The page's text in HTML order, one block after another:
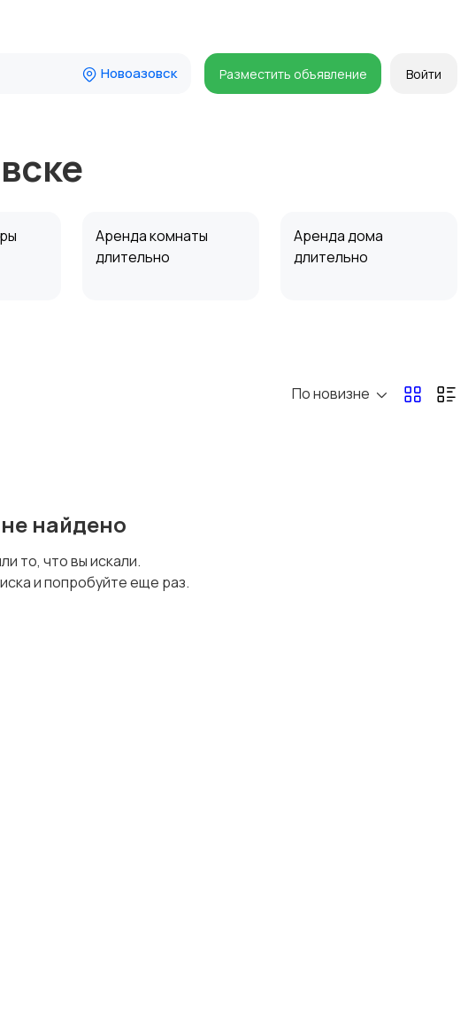
Новоазовск Разместить объявление Войти
Аренда комнаты
длительно
Аренда дома
длительно
По новизне
найдено
то, что вы искали.
и попробуйте еще раз.